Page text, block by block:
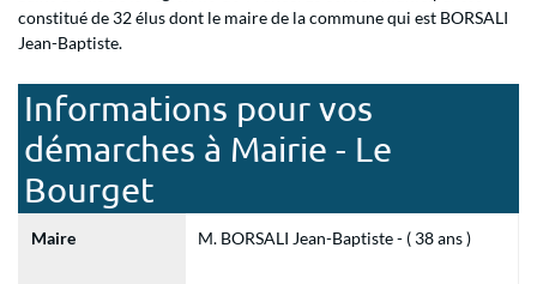
constitué de 32 élus dont le maire de la commune qui est BORSALI
Jean-Baptiste.
Informations pour vos
démarches à Mairie - Le
Bourget
Maire M. BORSALI Jean-Baptiste - ( 38 ans )